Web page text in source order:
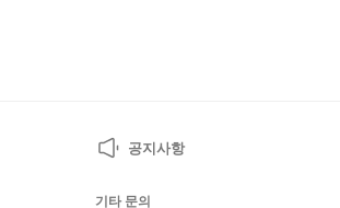
공지사항
기타 문의